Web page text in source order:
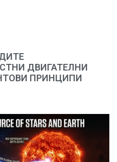
ДВИГАТЕЛНИ
ПРИНЦИПИ